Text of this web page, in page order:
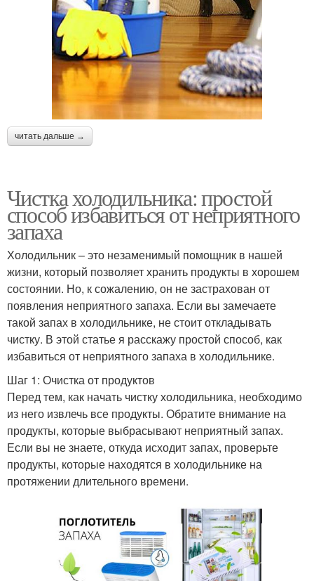
читать дальше →
Чистка холодильника: простой
способ избавиться от неприятного
запаха
Холодильник – это незаменимый помощник в нашей
жизни, который позволяет хранить продукты в хорошем
состоянии. Но, к сожалению, он не застрахован от
появления неприятного запаха. Если вы замечаете
такой запах в холодильнике, не стоит откладывать
чистку. В этой статье я расскажу простой способ, как
избавиться от неприятного запаха в холодильнике.
Шаг 1: Очистка от продуктов
Перед тем, как начать чистку холодильника, необходимо
из него извлечь все продукты. Обратите внимание на
продукты, которые выбрасывают неприятный запах.
Если вы не знаете, откуда исходит запах, проверьте
продукты, которые находятся в холодильнике на
протяжении длительного времени.